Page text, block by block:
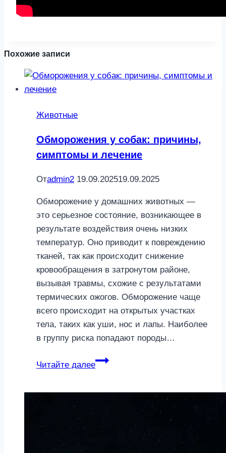
Похожие записи
Животные
Обморожения у собак: причины,
симптомы и лечение
Отadmin2 19.09.202519.09.2025
Обморожение у домашних животных —
это серьезное состояние, возникающее в
результате воздействия очень низких
температур. Оно приводит к повреждению
тканей, так как происходит снижение
кровообращения в затронутом районе,
вызывая травмы, схожие с результатами
термических ожогов. Обморожение чаще
всего происходит на открытых участках
тела, таких как уши, нос и лапы. Наиболее
в группу риска попадают породы…
Читайте далее
Обморожения